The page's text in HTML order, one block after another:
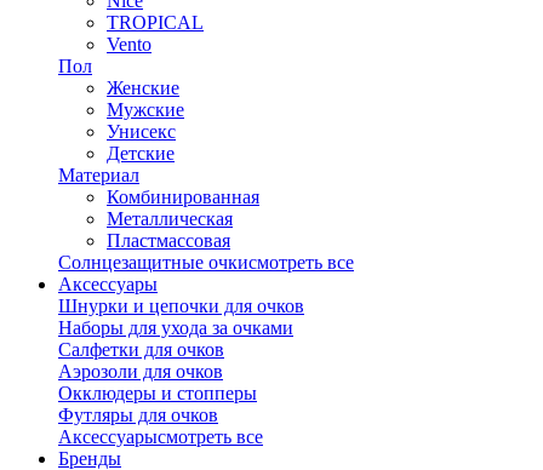
TROPICAL
Vento
Пол
Женские
Мужские
Унисекс
Детские
Материал
Комбинированная
Металлическая
Пластмассовая
Солнцезащитные очкисмотреть все
Аксессуары
Шнурки и цепочки для очков
Наборы для ухода за очками
Салфетки для очков
Аэрозоли для очков
Окклюдеры и стопперы
Футляры для очков
Аксессуарысмотреть все
Бренды